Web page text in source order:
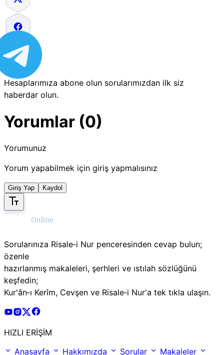
Hesaplarımıza abone olun sorularımızdan ilk siz
haberdar olun.
Yorumlar (0)
Yorumunuz
Yorum yapabilmek için giriş yapmalısınız
Giriş Yap Kaydol
Sorularınıza Risale‑i Nur penceresinden cevap bulun;
özenle
hazırlanmış makaleleri, şerhleri ve ıstılah sözlüğünü
keşfedin;
Kur'ân‑ı Kerîm, Cevşen ve Risale‑i Nur'a tek tıkla ulaşın.
Risale Online Youtube Hesabı
Risale Online Instagram Hesabı
Risale Online X Hesabı
HIZLI ERİŞİM
Anasayfa
Hakkımızda Sorular Makaleler